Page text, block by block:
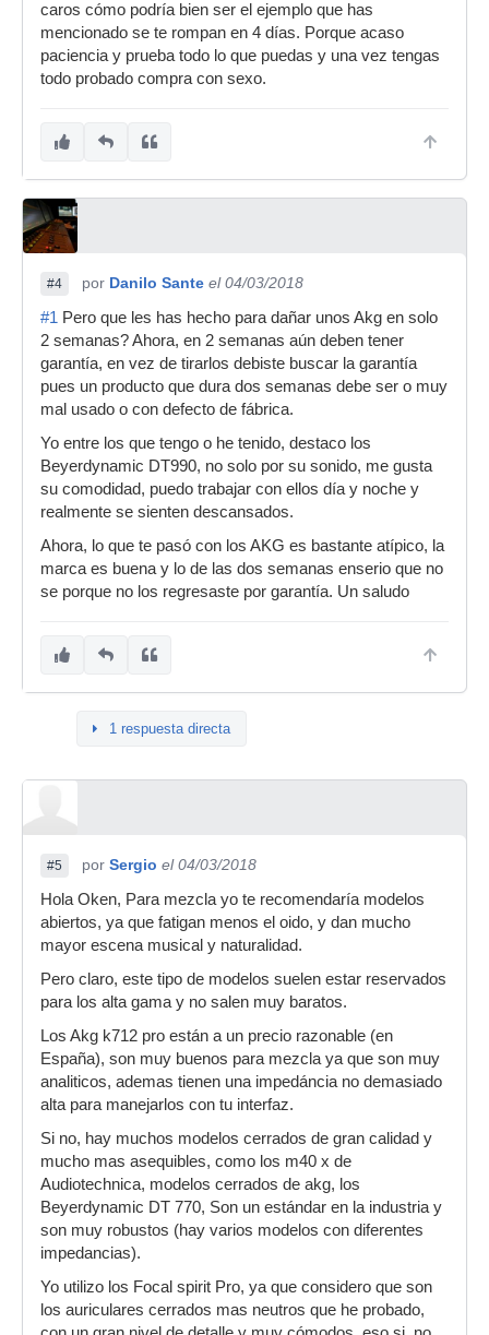
caros cómo podría bien ser el ejemplo que has
mencionado se te rompan en 4 días. Porque acaso
paciencia y prueba todo lo que puedas y una vez tengas
todo probado compra con sexo.
#4 por Danilo Sante el 04/03/2018
#1 Pero que les has hecho para dañar unos Akg en solo
2 semanas? Ahora, en 2 semanas aún deben tener
garantía, en vez de tirarlos debiste buscar la garantía
pues un producto que dura dos semanas debe ser o muy
mal usado o con defecto de fábrica.
Yo entre los que tengo o he tenido, destaco los
Beyerdynamic DT990, no solo por su sonido, me gusta
su comodidad, puedo trabajar con ellos día y noche y
realmente se sienten descansados.
Ahora, lo que te pasó con los AKG es bastante atípico, la
marca es buena y lo de las dos semanas enserio que no
se porque no los regresaste por garantía. Un saludo
1 respuesta directa
#5 por Sergio el 04/03/2018
Hola Oken, Para mezcla yo te recomendaría modelos
abiertos, ya que fatigan menos el oido, y dan mucho
mayor escena musical y naturalidad.
Pero claro, este tipo de modelos suelen estar reservados
para los alta gama y no salen muy baratos.
Los Akg k712 pro están a un precio razonable (en
España), son muy buenos para mezcla ya que son muy
analiticos, ademas tienen una impedáncia no demasiado
alta para manejarlos con tu interfaz.
Si no, hay muchos modelos cerrados de gran calidad y
mucho mas asequibles, como los m40 x de
Audiotechnica, modelos cerrados de akg, los
Beyerdynamic DT 770, Son un estándar en la industria y
son muy robustos (hay varios modelos con diferentes
impedancias).
Yo utilizo los Focal spirit Pro, ya que considero que son
los auriculares cerrados mas neutros que he probado,